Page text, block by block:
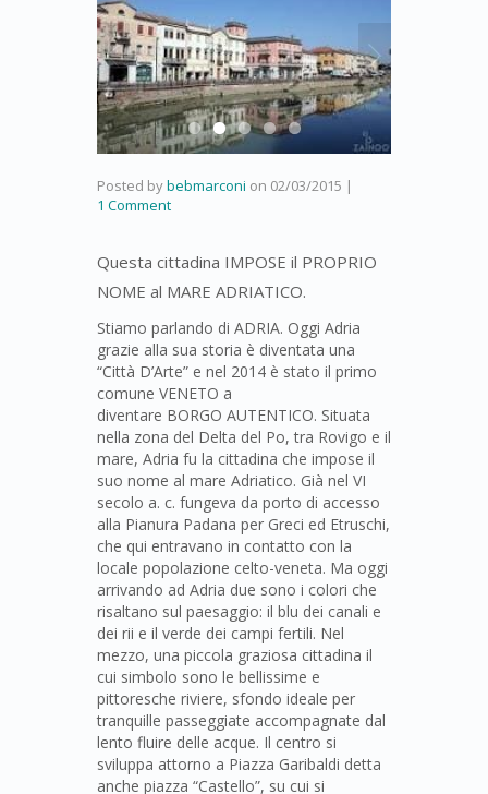
Posted bybebmarconi on 02/03/2015 |
1 Comment
Questa cittadina IMPOSE il PROPRIO
NOME al MARE ADRIATICO.
Stiamo parlando di ADRIA. Oggi Adria
grazie alla sua storia è diventata una
“Città D’Arte” e nel 2014 è stato il primo
comune VENETO a
diventare BORGO AUTENTICO. Situata
nella zona del Delta del Po, tra Rovigo e il
mare, Adria fu la cittadina che impose il
suo nome al mare Adriatico. Già nel VI
secolo a. c. fungeva da porto di accesso
alla Pianura Padana per Greci ed Etruschi,
che qui entravano in contatto con la
locale popolazione celto-veneta. Ma oggi
arrivando ad Adria due sono i colori che
risaltano sul paesaggio: il blu dei canali e
dei rii e il verde dei campi fertili. Nel
mezzo, una piccola graziosa cittadina il
cui simbolo sono le bellissime e
pittoresche riviere, sfondo ideale per
tranquille passeggiate accompagnate dal
lento fluire delle acque. Il centro si
sviluppa attorno a Piazza Garibaldi detta
anche piazza “Castello”, su cui si